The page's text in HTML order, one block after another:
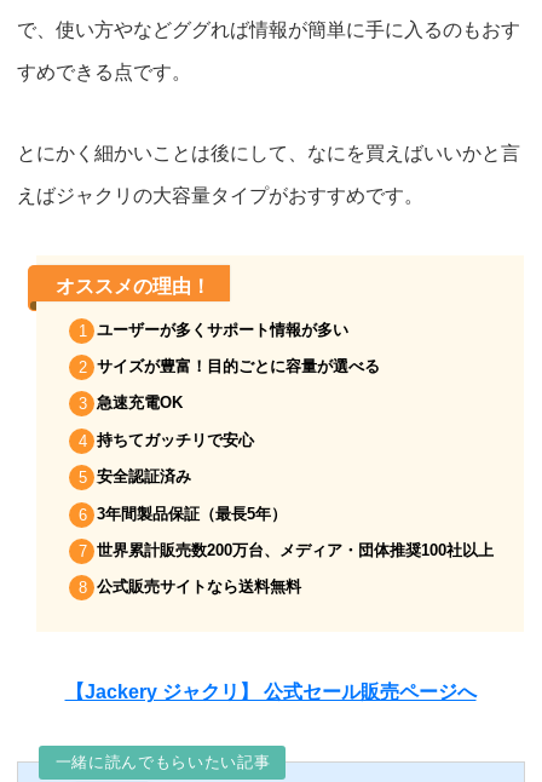
で、使い方やなどググれば情報が簡単に手に入るのもおす
すめできる点です。
とにかく細かいことは後にして、なにを買えばいいかと言
えばジャクリの大容量タイプがおすすめです。
オススメの理由！
ユーザーが多くサポート情報が多い
サイズが豊富！目的ごとに容量が選べる
急速充電OK
持ちてガッチリで安心
安全認証済み
3年間製品保証（最長5年）
世界累計販売数200万台、メディア・団体推奨100社以上
公式販売サイトなら送料無料
【Jackery ジャクリ】 公式セール販売ページへ
一緒に読んでもらいたい記事